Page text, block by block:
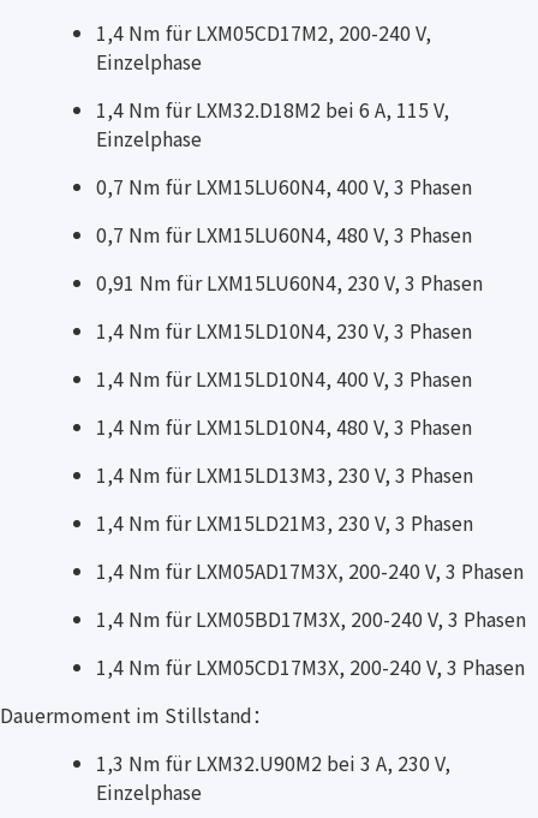
1,4 Nm für LXM05CD17M2, 200-240 V,
Einzelphase
1,4 Nm für LXM32.D18M2 bei 6 A, 115 V,
Einzelphase
0,7 Nm für LXM15LU60N4, 400 V, 3 Phasen
0,7 Nm für LXM15LU60N4, 480 V, 3 Phasen
0,91 Nm für LXM15LU60N4, 230 V, 3 Phasen
1,4 Nm für LXM15LD10N4, 230 V, 3 Phasen
1,4 Nm für LXM15LD10N4, 400 V, 3 Phasen
1,4 Nm für LXM15LD10N4, 480 V, 3 Phasen
1,4 Nm für LXM15LD13M3, 230 V, 3 Phasen
1,4 Nm für LXM15LD21M3, 230 V, 3 Phasen
1,4 Nm für LXM05AD17M3X, 200-240 V, 3 Phasen
1,4 Nm für LXM05BD17M3X, 200-240 V, 3 Phasen
1,4 Nm für LXM05CD17M3X, 200-240 V, 3 Phasen
Dauermoment im Stillstand：
1,3 Nm für LXM32.U90M2 bei 3 A, 230 V,
Einzelphase